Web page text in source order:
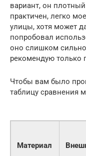
вариант, он
практичен, легко
улицы, хотя может
попробовал
оно слишком
рекомендую только
Чтобы вам было
таблицу сравнения
Материал